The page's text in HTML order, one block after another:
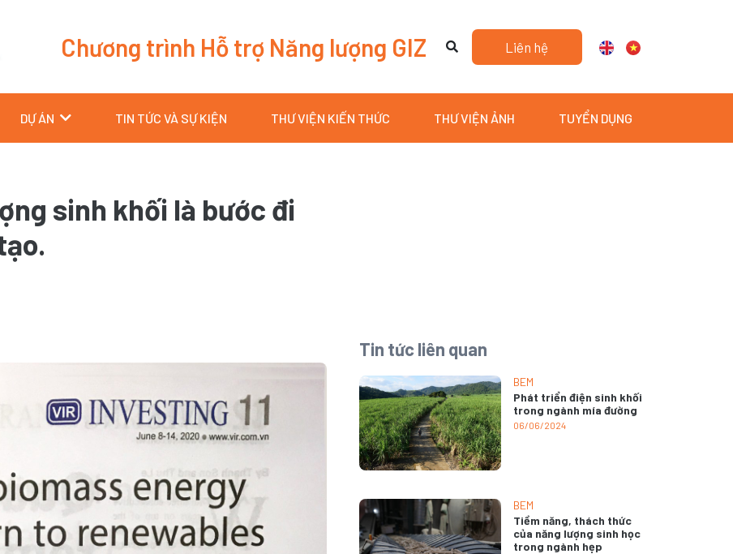
Chương trình Hỗ trợ Năng lượng GIZ Liên hệ
DỰ ÁN TIN TỨC VÀ SỰ KIỆN THƯ VIỆN KIẾN THỨC THƯ VIỆN ẢNH TUYỂN DỤNG
sinh khối là bước đi
Tin tức liên quan
BEM
Phát triển điện sinh khối
trong ngành mía đường
06/06/2024
BEM
Tiềm năng, thách thức
của năng lượng sinh học
trong ngành hẹp